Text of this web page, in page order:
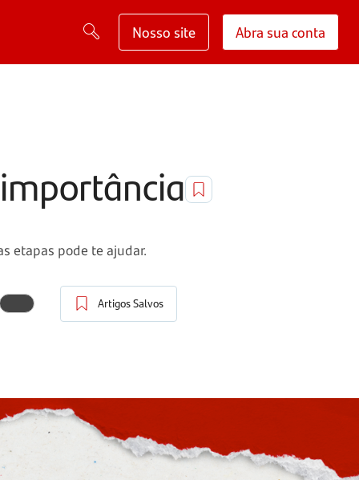
Nosso site Abra sua conta
etapas pode te ajudar.
Artigos Salvos